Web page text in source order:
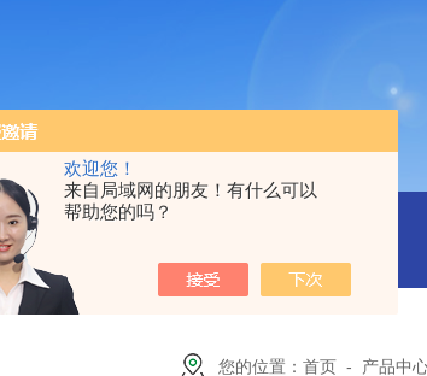
欢迎您！
来自局域网的朋友！有什么可以
帮助您的吗？
SCS-18米120吨温岭装一台16米100吨地磅多少
您的位置：首页 - 产品中